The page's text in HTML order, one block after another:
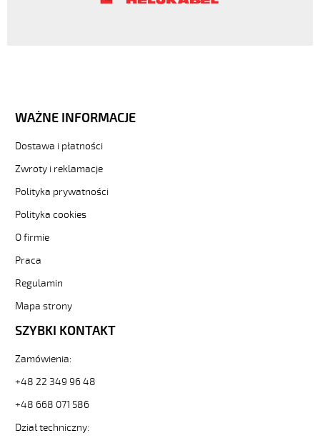
WAŻNE INFORMACJE
Dostawa i płatności
Zwroty i reklamacje
Polityka prywatności
Polityka cookies
O firmie
Praca
Regulamin
Mapa strony
SZYBKI KONTAKT
Zamówienia:
+48 22 349 96 48
+48 668 071 586
Dział techniczny: